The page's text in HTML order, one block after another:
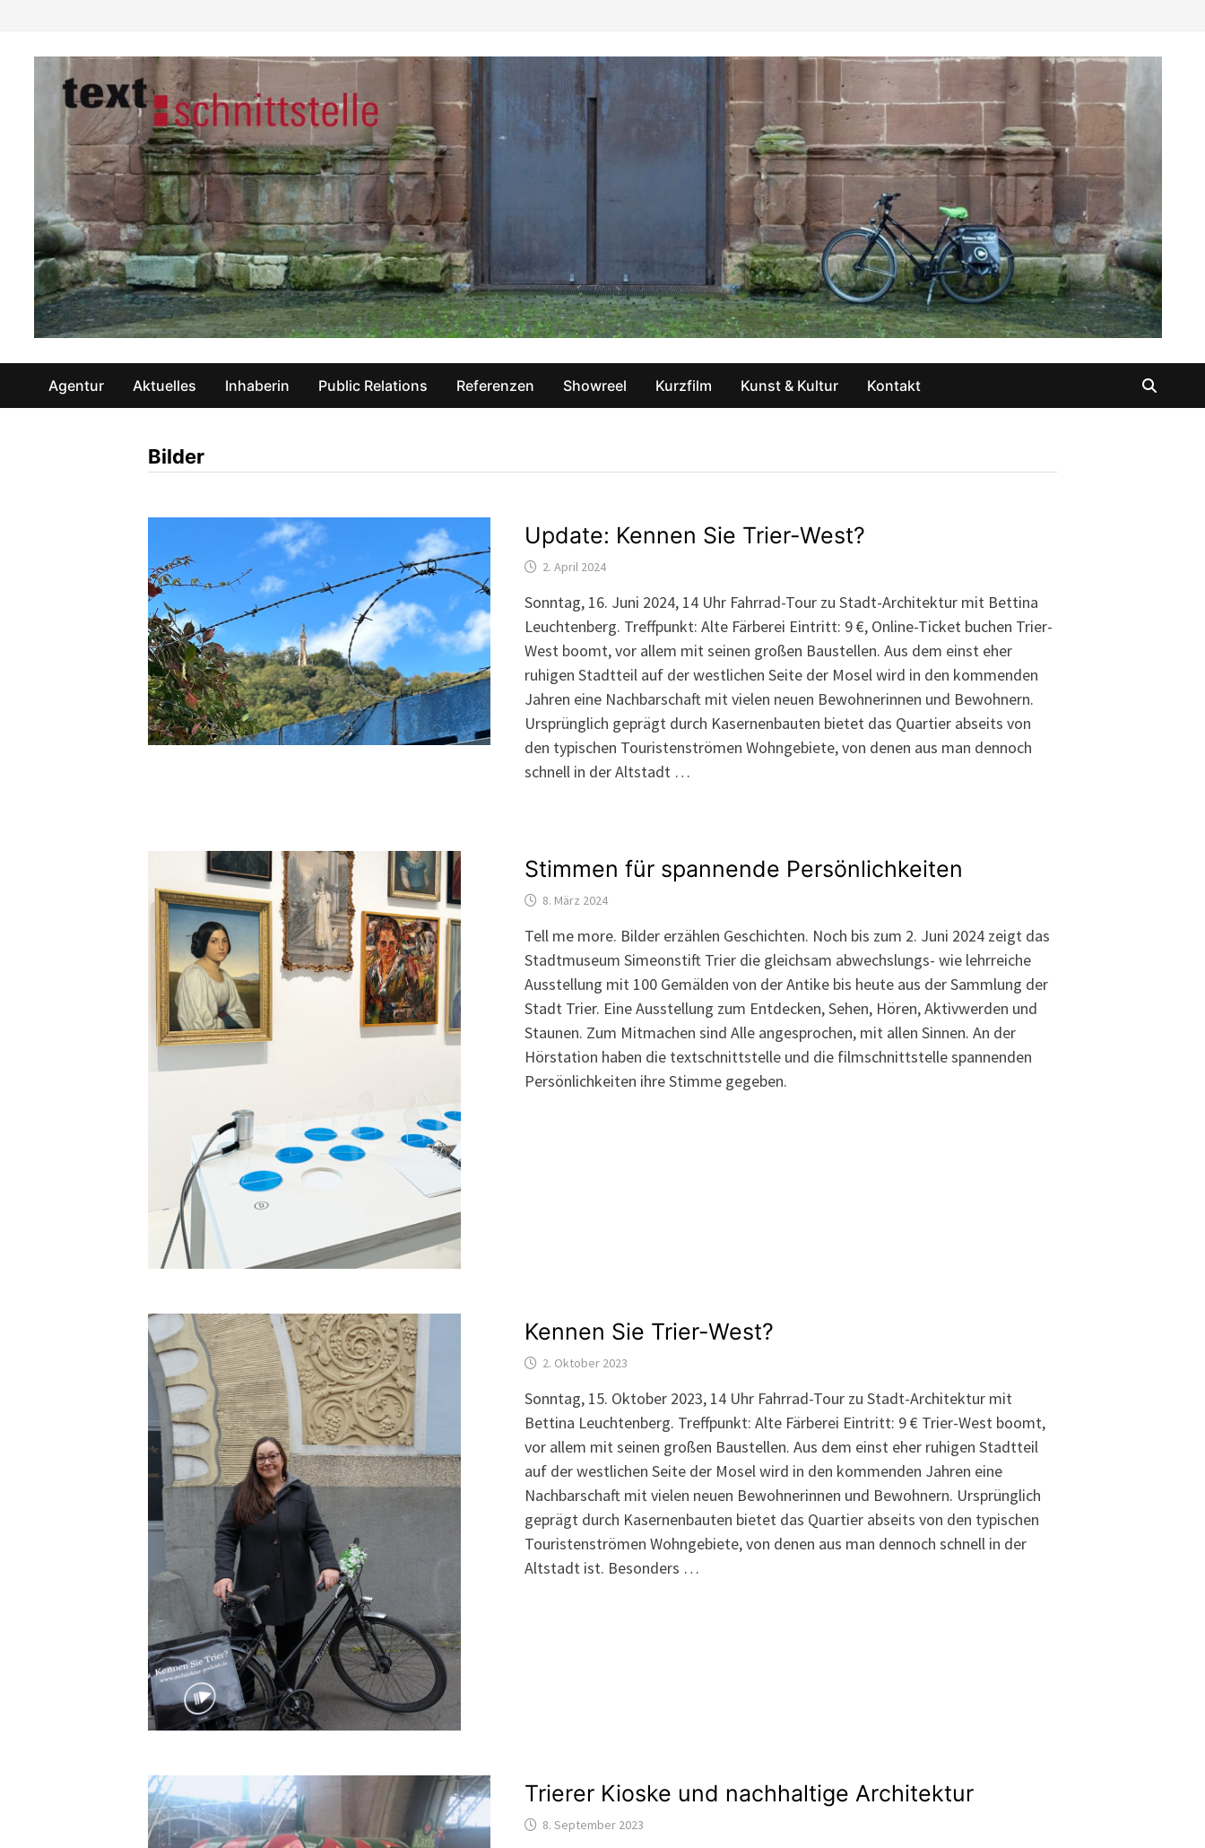
springen
Agentur Aktuelles Inhaberin Public Relations Referenzen Showreel Kurzfilm Kunst & Kultur Kontakt
Bilder
Update: Kennen Sie Trier-West?
2. April 2024
Sonntag, 16. Juni 2024, 14 Uhr Fahrrad-Tour zu Stadt-Architektur mit Bettina
Leuchtenberg. Treffpunkt: Alte Färberei Eintritt: 9 €, Online-Ticket buchen Trier-
West boomt, vor allem mit seinen großen Baustellen. Aus dem einst eher
ruhigen Stadtteil auf der westlichen Seite der Mosel wird in den kommenden
Jahren eine Nachbarschaft mit vielen neuen Bewohnerinnen und Bewohnern.
Ursprünglich geprägt durch Kasernenbauten bietet das Quartier abseits von
den typischen Touristenströmen Wohngebiete, von denen aus man dennoch
schnell in der Altstadt …
Stimmen für spannende Persönlichkeiten
8. März 2024
Tell me more. Bilder erzählen Geschichten. Noch bis zum 2. Juni 2024 zeigt das
Stadtmuseum Simeonstift Trier die gleichsam abwechslungs- wie lehrreiche
Ausstellung mit 100 Gemälden von der Antike bis heute aus der Sammlung der
Stadt Trier. Eine Ausstellung zum Entdecken, Sehen, Hören, Aktivwerden und
Staunen. Zum Mitmachen sind Alle angesprochen, mit allen Sinnen. An der
Hörstation haben die textschnittstelle und die filmschnittstelle spannenden
Persönlichkeiten ihre Stimme gegeben.
Kennen Sie Trier-West?
2. Oktober 2023
Sonntag, 15. Oktober 2023, 14 Uhr Fahrrad-Tour zu Stadt-Architektur mit
Bettina Leuchtenberg. Treffpunkt: Alte Färberei Eintritt: 9 € Trier-West boomt,
vor allem mit seinen großen Baustellen. Aus dem einst eher ruhigen Stadtteil
auf der westlichen Seite der Mosel wird in den kommenden Jahren eine
Nachbarschaft mit vielen neuen Bewohnerinnen und Bewohnern. Ursprünglich
geprägt durch Kasernenbauten bietet das Quartier abseits von den typischen
Touristenströmen Wohngebiete, von denen aus man dennoch schnell in der
Altstadt ist. Besonders …
Trierer Kioske und nachhaltige Architektur
8. September 2023